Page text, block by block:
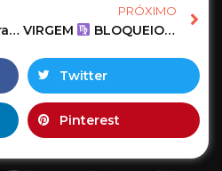
#amor #vaiprofycaramba #macumba #magia #viral #foryou #tarot #trabalho #simpatias #simpatia
PRÓXIMO
VIRGEM BLOQUEIO CÁRMICO
Twitter
Pinterest